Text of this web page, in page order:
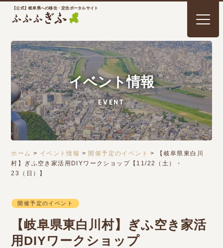
【公式】岐阜県への移住・定住ポータルサイト
イベント情報
EVENT
ホーム > イベント情報 > 開催予定のイベント >
【岐阜県東白川
村】ぎふ空き家活用DIYワークショップ【11/22（土）・
23（日）】
開催予定のイベント
【岐阜県東白川村】ぎふ空き家活
用DIYワークショップ